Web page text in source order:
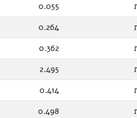
0.055
0.264
0.362
2.495
0.414
0.498